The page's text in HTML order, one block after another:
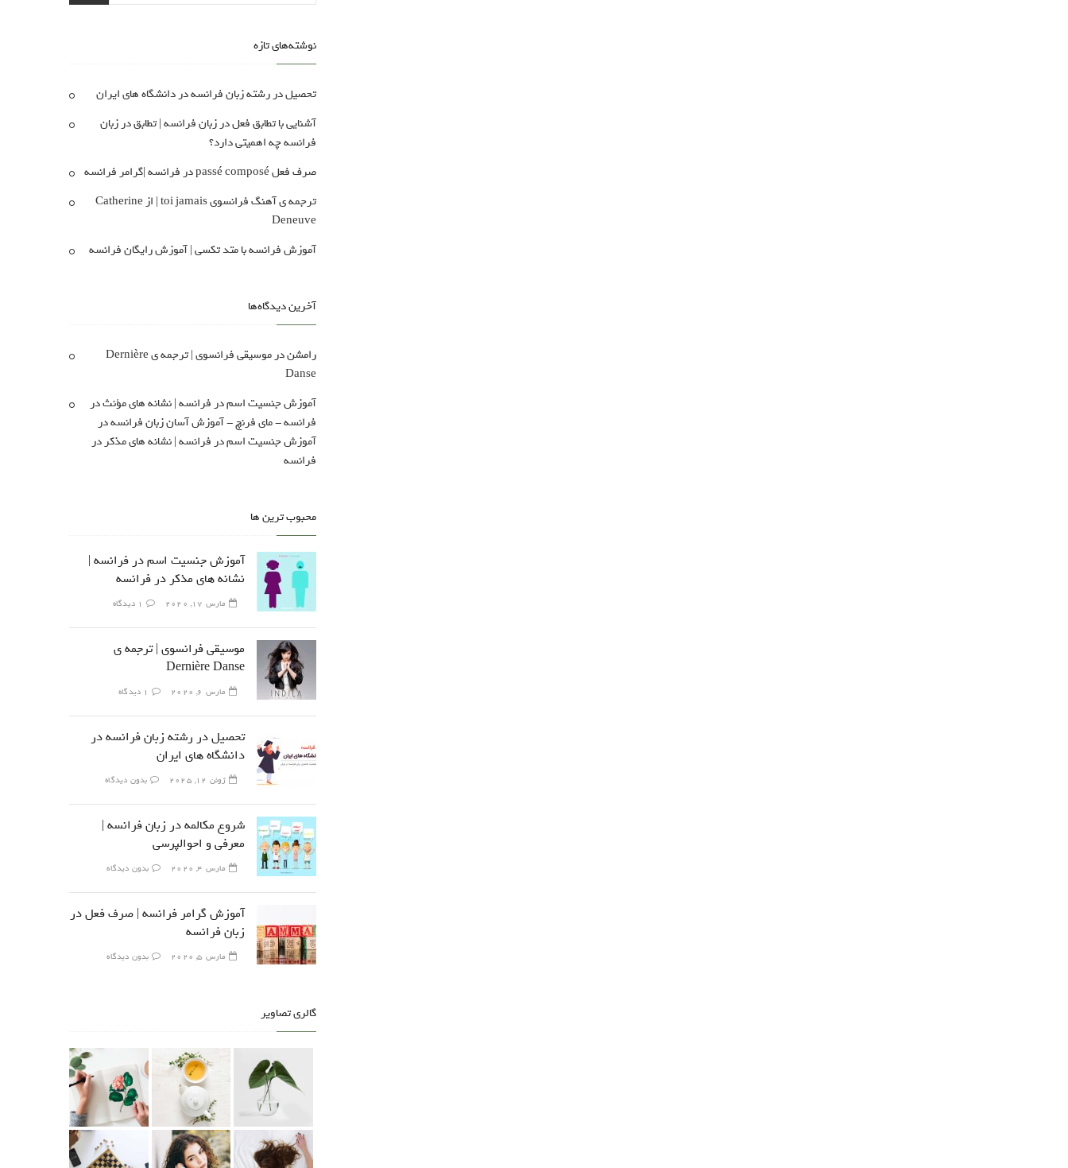
نوشته‌های تازه
تحصیل در رشته زبان فرانسه در دانشگاه های ایران
آشنایی با تطابق فعل در زبان فرانسه | تطابق در زبان
فرانسه چه اهمیتی دارد؟
صرف فعل passé composé در فرانسه |گرامر فرانسه
ترجمه ی آهنگ فرانسوی toi jamais | از Catherine
Deneuve
آموزش فرانسه با متد تکسی | آموزش رایگان فرانسه
آخرین دیدگاه‌ها
رامشندر
موسیقی فرانسوی | ترجمه ی Dernière
Danse
آموزش جنسیت اسم در فرانسه | نشانه های مؤنث در
فرانسه - مای فرنچ - آموزش آسان زبان فرانسهدر
آموزش جنسیت اسم در فرانسه | نشانه های مذکر در
فرانسه
محبوب ترین ها
آموزش جنسیت اسم در فرانسه |
نشانه های مذکر در فرانسه
مارس 17, 2020
موسیقی فرانسوی | ترجمه ی
Dernière Danse
مارس 6, 2020
تحصیل در رشته زبان فرانسه در
دانشگاه های ایران
ژوئن 12, 2025 بدون دیدگاه
شروع مکالمه در زبان فرانسه |
معرفی و احوالپرسی
مارس 4, 2020 بدون دیدگاه
آموزش گرامر فرانسه | صرف فعل در
زبان فرانسه
مارس 5, 2020 بدون دیدگاه
گالری تصاویر